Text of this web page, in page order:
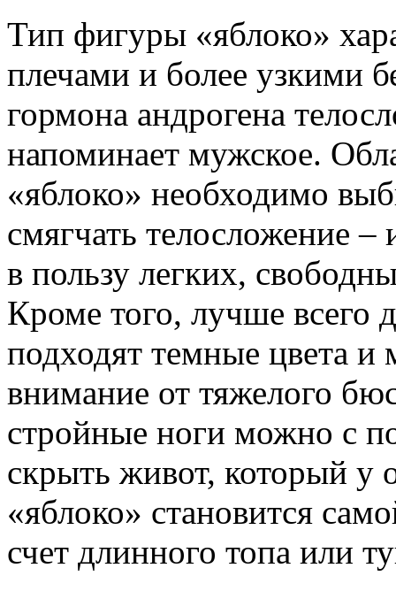
Тип фигуры «яблоко»
плечами и более узкими
гормона андрогена
напоминает мужское.
«яблоко» необходимо
смягчать телосложение
в пользу легких,
Кроме того, лучше всего
подходят темные цвета
внимание от тяжелого
стройные ноги можно с
скрыть живот, который у
«яблоко» становится
счет длинного топа или